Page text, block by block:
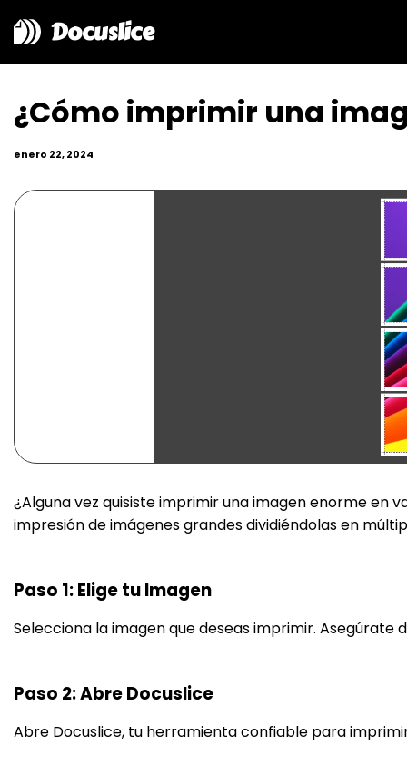
Docuslice
¿Cómo imprimir una
enero 22, 2024
¿Alguna vez quisiste imprimir una imagen enorme en
impresión de imágenes grandes dividiéndolas en
Paso 1: Elige tu Imagen
Selecciona la imagen que deseas imprimir. Asegúrate
Paso 2: Abre Docuslice
Abre Docuslice, tu herramienta confiable para